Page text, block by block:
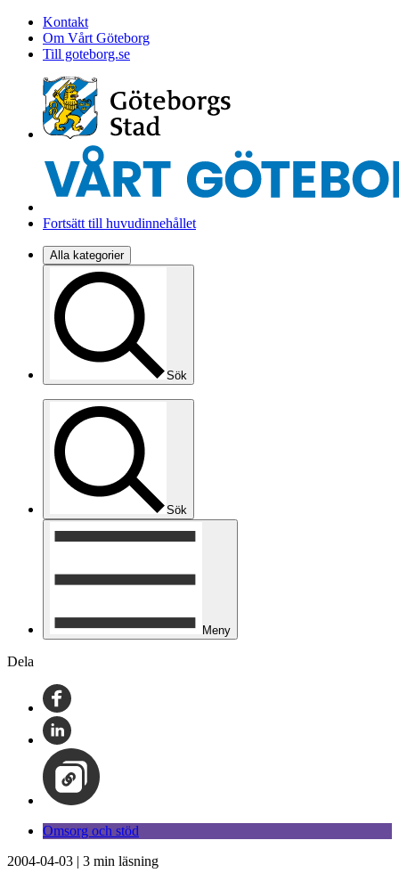
Kontakt
Om Vårt Göteborg
Till goteborg.se
Fortsätt till huvudinnehållet
Alla kategorier
Sök
Sök
Meny
Dela
Omsorg och stöd
2004-04-03 | 3 min läsning